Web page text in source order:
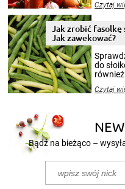
pełni
Czytaj
Jak zrobić fasolkę
Jak zawekować?
do
nasze
Czytaj
Bądź na bieżąco –